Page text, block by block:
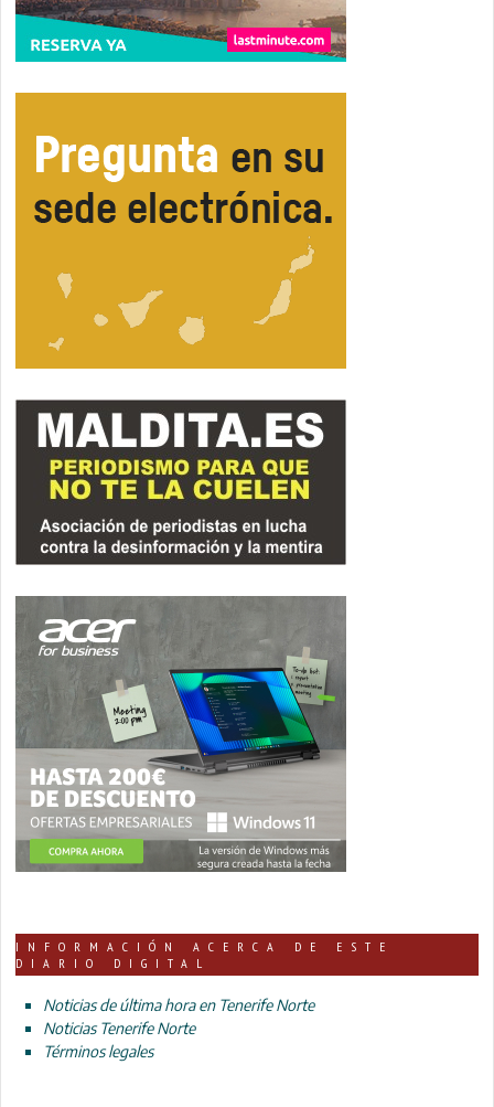
INFORMACIÓN ACERCA DE ESTE
DIARIO DIGITAL
Noticias de última hora en Tenerife Norte
Noticias Tenerife Norte
Términos legales